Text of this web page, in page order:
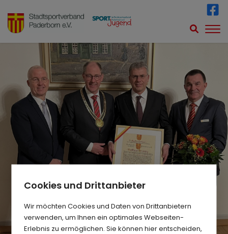
Cookies und Drittanbieter
Wir möchten Cookies und Daten von Drittanbietern
verwenden, um Ihnen ein optimales Webseiten-
Erlebnis zu ermöglichen. Sie können hier entscheiden,
MATTHIAS BRUMBY